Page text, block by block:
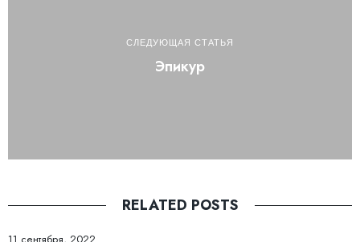
СЛЕДУЮЩАЯ СТАТЬЯ
Эпикур
RELATED POSTS
11 сентября, 2022